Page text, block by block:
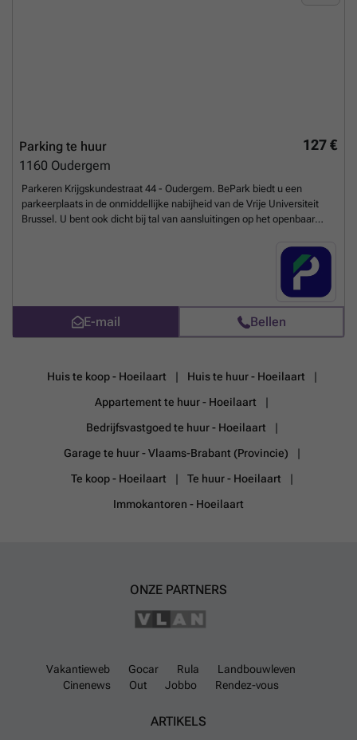
127 €
Parking te huur
1160 Oudergem
Parkeren Krijgskundestraat 44 - Oudergem. BePark biedt u een
parkeerplaats in de onmiddellijke nabijheid van de Vrije Universiteit
Brussel. U bent ook dicht bij tal van aansluitingen op het openbaar
de omgeving. Als u in de buurt werkt of woont en op zoek bent naar
een parkeerplaats, aarzel dan niet om online te reserveren. U kunt uw
utm_source=ubiflow&utm_medium=referral&utm_campaign=parking
_listing&utm_content=be
E-mail Bellen
Huis te koop - Hoeilaart
Huis te huur - Hoeilaart
Appartement te huur - Hoeilaart
Bedrijfsvastgoed te huur - Hoeilaart
Garage te huur - Vlaams-Brabant (Provincie)
Te koop - Hoeilaart
Te huur - Hoeilaart
Immokantoren - Hoeilaart
ONZE PARTNERS
Vakantieweb Gocar Rula
Landbouwleven
Cinenews
Out Jobbo Rendez-vous
ARTIKELS